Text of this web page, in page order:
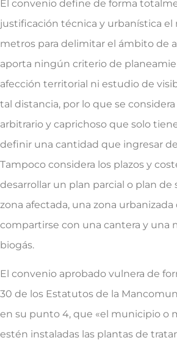
El convenio define de forma
justificación técnica y urbanística el
metros para delimitar el ámbito de
aporta ningún criterio de
afección territorial ni estudio de
tal distancia, por lo que se
arbitrario y caprichoso que solo
definir una cantidad que ingresar
Tampoco considera los plazos y
desarrollar un plan parcial o plan de
zona afectada, una zona
compartirse con una cantera y una
biogás.
El convenio aprobado vulnera de
30 de los Estatutos de la
en su punto 4, que «el municipio o
estén instaladas las plantas de